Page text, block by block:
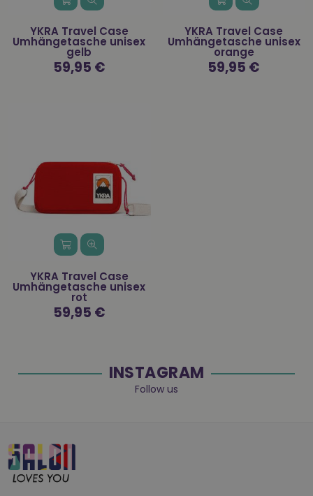
YKRA Travel Case
Umhängetasche unisex
gelb
Normaler
Preis
59,95 €
YKRA Travel Case
Umhängetasche unisex
orange
Normaler
Preis
59,95 €
YKRA Travel Case
Umhängetasche unisex
rot
Normaler
Preis
59,95 €
INSTAGRAM
Follow us